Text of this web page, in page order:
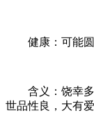
健康：可能圆
含义：饶幸多
世品性良，大有